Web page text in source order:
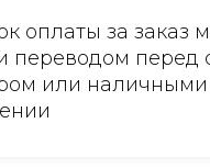
оплаты за заказ
переводом перед
или